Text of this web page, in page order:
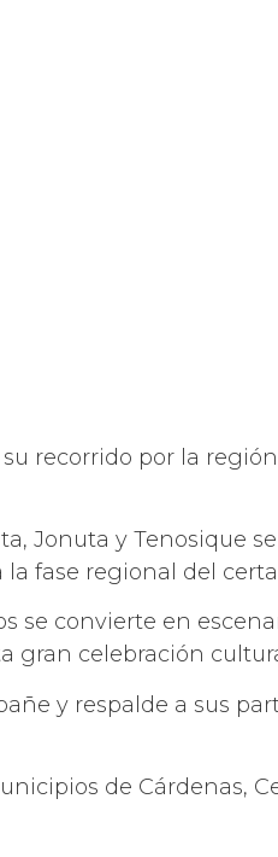
recorrido por la
Jonuta y Tenosique
fase regional del
se convierte en
gran celebración
y respalde a sus
de Cárdenas,